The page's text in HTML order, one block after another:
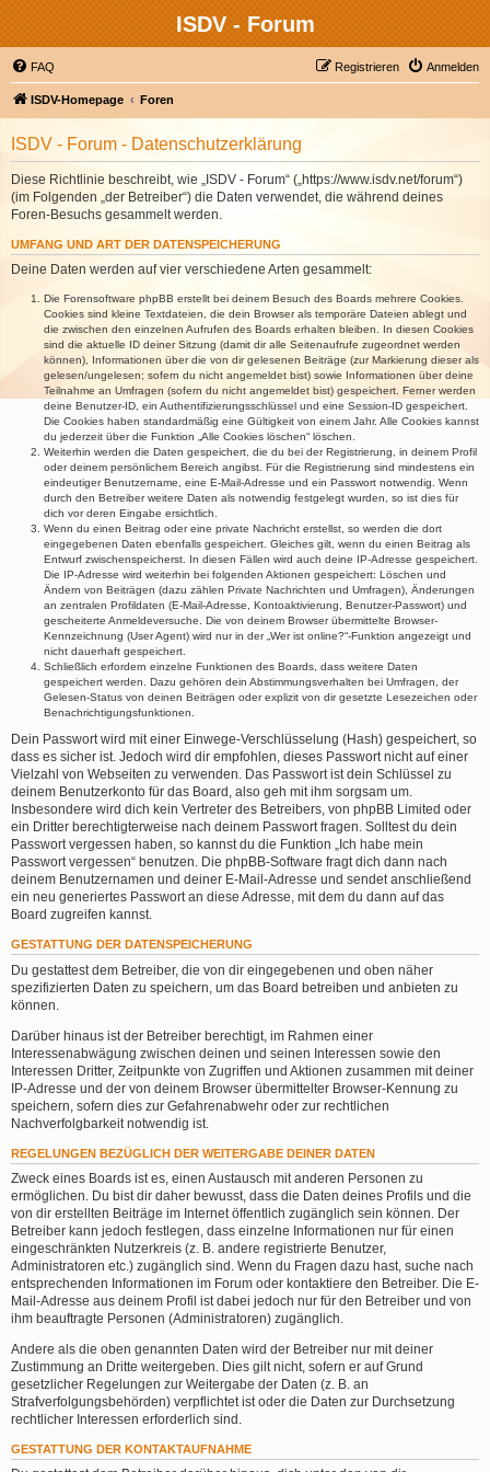
ISDV - Forum
FAQ Anmelden
Registrieren
ISDV-Homepage Foren
ISDV - Forum - Datenschutzerklärung
Diese Richtlinie beschreibt, wie „ISDV - Forum“ („https://www.isdv.net/forum“)
(im Folgenden „der Betreiber“) die Daten verwendet, die während deines
Foren-Besuchs gesammelt werden.
UMFANG UND ART DER DATENSPEICHERUNG
Deine Daten werden auf vier verschiedene Arten gesammelt:
Die Forensoftware phpBB erstellt bei deinem Besuch des Boards mehrere Cookies.
Cookies sind kleine Textdateien, die dein Browser als temporäre Dateien ablegt und
die zwischen den einzelnen Aufrufen des Boards erhalten bleiben. In diesen Cookies
sind die aktuelle ID deiner Sitzung (damit dir alle Seitenaufrufe zugeordnet werden
können), Informationen über die von dir gelesenen Beiträge (zur Markierung dieser als
gelesen/ungelesen; sofern du nicht angemeldet bist) sowie Informationen über deine
Teilnahme an Umfragen (sofern du nicht angemeldet bist) gespeichert. Ferner werden
deine Benutzer-ID, ein Authentifizierungsschlüssel und eine Session-ID gespeichert.
Die Cookies haben standardmäßig eine Gültigkeit von einem Jahr. Alle Cookies kannst
du jederzeit über die Funktion „Alle Cookies löschen“ löschen.
Weiterhin werden die Daten gespeichert, die du bei der Registrierung, in deinem Profil
oder deinem persönlichem Bereich angibst. Für die Registrierung sind mindestens ein
eindeutiger Benutzername, eine E-Mail-Adresse und ein Passwort notwendig. Wenn
durch den Betreiber weitere Daten als notwendig festgelegt wurden, so ist dies für
dich vor deren Eingabe ersichtlich.
Wenn du einen Beitrag oder eine private Nachricht erstellst, so werden die dort
eingegebenen Daten ebenfalls gespeichert. Gleiches gilt, wenn du einen Beitrag als
Entwurf zwischenspeicherst. In diesen Fällen wird auch deine IP-Adresse gespeichert.
Die IP-Adresse wird weiterhin bei folgenden Aktionen gespeichert: Löschen und
Ändern von Beiträgen (dazu zählen Private Nachrichten und Umfragen), Änderungen
an zentralen Profildaten (E-Mail-Adresse, Kontoaktivierung, Benutzer-Passwort) und
gescheiterte Anmeldeversuche. Die von deinem Browser übermittelte Browser-
Kennzeichnung (User Agent) wird nur in der „Wer ist online?“-Funktion angezeigt und
nicht dauerhaft gespeichert.
Schließlich erfordern einzelne Funktionen des Boards, dass weitere Daten
gespeichert werden. Dazu gehören dein Abstimmungsverhalten bei Umfragen, der
Gelesen-Status von deinen Beiträgen oder explizit von dir gesetzte Lesezeichen oder
Benachrichtigungsfunktionen.
Dein Passwort wird mit einer Einwege-Verschlüsselung (Hash) gespeichert, so
dass es sicher ist. Jedoch wird dir empfohlen, dieses Passwort nicht auf einer
Vielzahl von Webseiten zu verwenden. Das Passwort ist dein Schlüssel zu
deinem Benutzerkonto für das Board, also geh mit ihm sorgsam um.
Insbesondere wird dich kein Vertreter des Betreibers, von phpBB Limited oder
ein Dritter berechtigterweise nach deinem Passwort fragen. Solltest du dein
Passwort vergessen haben, so kannst du die Funktion „Ich habe mein
Passwort vergessen“ benutzen. Die phpBB-Software fragt dich dann nach
deinem Benutzernamen und deiner E-Mail-Adresse und sendet anschließend
ein neu generiertes Passwort an diese Adresse, mit dem du dann auf das
Board zugreifen kannst.
GESTATTUNG DER DATENSPEICHERUNG
Du gestattest dem Betreiber, die von dir eingegebenen und oben näher
spezifizierten Daten zu speichern, um das Board betreiben und anbieten zu
können.
Darüber hinaus ist der Betreiber berechtigt, im Rahmen einer
Interessenabwägung zwischen deinen und seinen Interessen sowie den
Interessen Dritter, Zeitpunkte von Zugriffen und Aktionen zusammen mit deiner
IP-Adresse und der von deinem Browser übermittelter Browser-Kennung zu
speichern, sofern dies zur Gefahrenabwehr oder zur rechtlichen
Nachverfolgbarkeit notwendig ist.
REGELUNGEN BEZÜGLICH DER WEITERGABE DEINER DATEN
Zweck eines Boards ist es, einen Austausch mit anderen Personen zu
ermöglichen. Du bist dir daher bewusst, dass die Daten deines Profils und die
von dir erstellten Beiträge im Internet öffentlich zugänglich sein können. Der
Betreiber kann jedoch festlegen, dass einzelne Informationen nur für einen
eingeschränkten Nutzerkreis (z. B. andere registrierte Benutzer,
Administratoren etc.) zugänglich sind. Wenn du Fragen dazu hast, suche nach
entsprechenden Informationen im Forum oder kontaktiere den Betreiber. Die E-
Mail-Adresse aus deinem Profil ist dabei jedoch nur für den Betreiber und von
ihm beauftragte Personen (Administratoren) zugänglich.
Andere als die oben genannten Daten wird der Betreiber nur mit deiner
Zustimmung an Dritte weitergeben. Dies gilt nicht, sofern er auf Grund
gesetzlicher Regelungen zur Weitergabe der Daten (z. B. an
Strafverfolgungsbehörden) verpflichtet ist oder die Daten zur Durchsetzung
rechtlicher Interessen erforderlich sind.
GESTATTUNG DER KONTAKTAUFNAHME